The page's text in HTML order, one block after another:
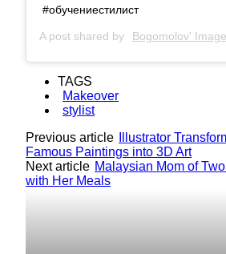
#обучениестилист
A post shared by Bogomolov'
TAGS
Makeover
stylist
Previous article
Illustrator
Famous Paintings into 3D Art
Next article Malaysian Mom of
with Her Meals